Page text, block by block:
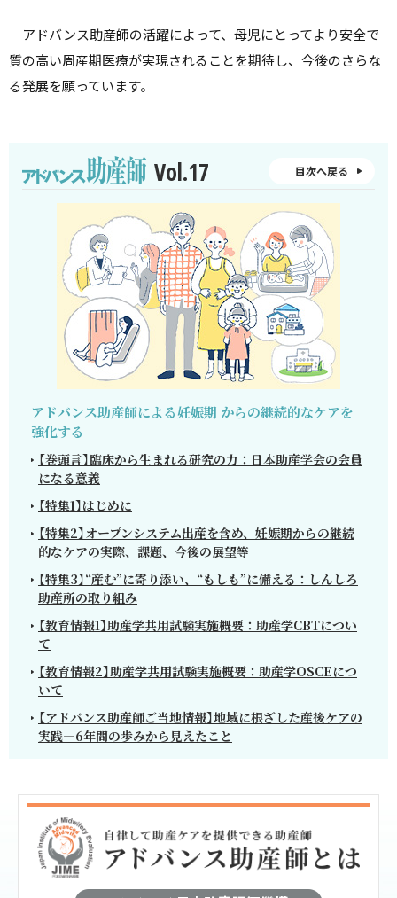
アドバンス助産師の活躍によって、母児にとってより安全で
質の高い周産期医療が実現されることを期待し、今後のさらな
る発展を願っています。
Vol.17 目次へ戻る
アドバンス助産師による妊娠期 からの継続的なケアを
強化する
【巻頭言】臨床から生まれる研究の力：日本助産学会の会員
になる意義
【特集1】はじめに
【特集2】オープンシステム出産を含め、妊娠期からの継続
的なケアの実際、課題、今後の展望等
【特集3】“産む”に寄り添い、“もしも”に備える：しんしろ
助産所の取り組み
【教育情報1】助産学共用試験実施概要：助産学CBTについ
て
【教育情報2】助産学共用試験実施概要：助産学OSCEにつ
いて
【アドバンス助産師ご当地情報】地域に根ざした産後ケアの
実践―6年間の歩みから見えたこと